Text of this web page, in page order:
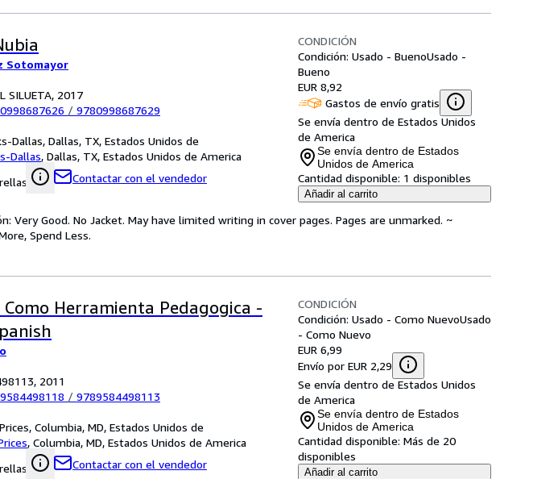
Sotomayor
SILUETA, 2017
0998687626 / 9780998687629
Dallas, Dallas, TX, Estados Unidos de
Dallas, Dallas, TX, Estados Unidos de America
Contactar con el vendedor
CONDICIÓN
Condición: Usado - BuenoUsado -
Bueno
EUR 8,92
Gastos de envío gratis
Se envía dentro de Estados Unidos
de America
Se envía dentro de Estados
Unidos de America
Cantidad disponible: 1 disponibles
Añadir al carrito
Very Good. No Jacket. May have limited writing in cover pages. Pages are unmarked. ~
Spend Less.
Herramienta Pedagogica -
2011
9584498118 / 9789584498113
Columbia, MD, Estados Unidos de
, Columbia, MD, Estados Unidos de America
Contactar con el vendedor
CONDICIÓN
Condición: Usado - Como NuevoUsado
- Como Nuevo
EUR 6,99
Envío por EUR 2,29
Se envía dentro de Estados Unidos
de America
Se envía dentro de Estados
Unidos de America
Cantidad disponible: Más de 20
disponibles
Añadir al carrito